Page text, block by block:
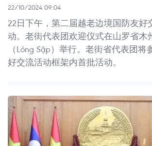
22/10/2024 09:04
22日下午，第二届越老边境国防友好
动。老街代表团欢迎仪式在山罗省木
（Lóng Sập）举行。老街省代表团
好交流活动框架内首批活动。